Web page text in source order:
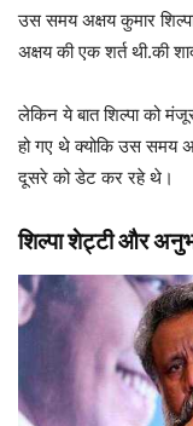
उस समय अक्षय कुमार
अक्षय की एक शर्त थी.की
लेकिन ये बात शिल्पा को
हो गए थे क्योकि उस समय
दूसरे को डेट कर रहे थे।
शिल्पा शेट्टी और